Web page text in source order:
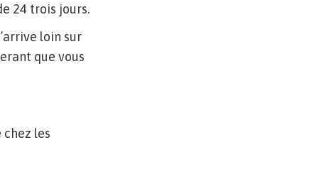
24 trois jours.
loin sur
que vous
chez les